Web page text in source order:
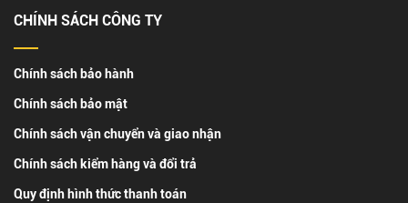
CHÍNH SÁCH CÔNG TY
Chính sách bảo hành
Chính sách bảo mật
Chính sách vận chuyển và giao nhận
Chính sách kiểm hàng và đổi trả
Quy định hình thức thanh toán